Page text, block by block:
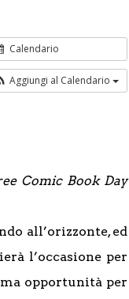
Calendario
Aggiungi al Calendario
Comic Book Day
all’orizzonte, ed
l’occasione per
opportunità per